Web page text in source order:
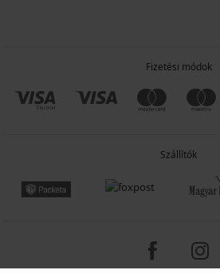
Fizetési módok
Szállítók